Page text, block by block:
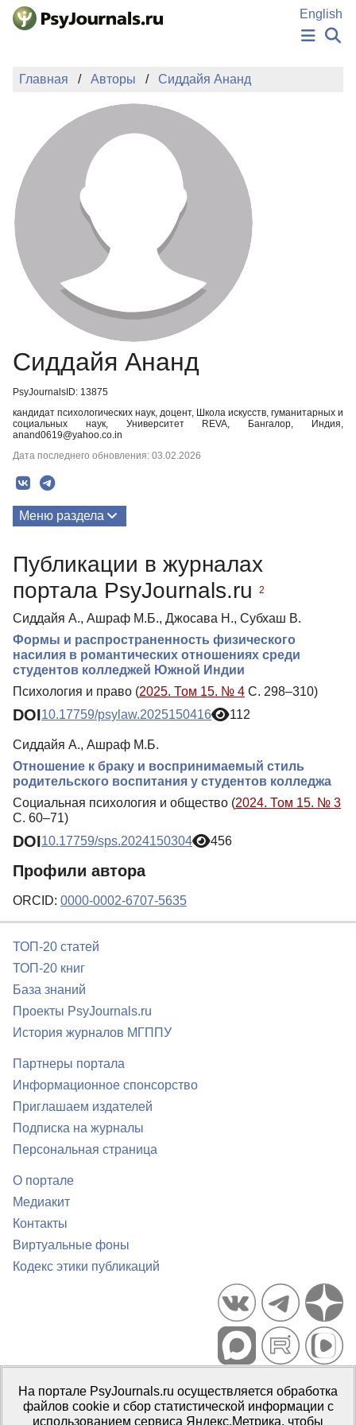
Перейти к основному содержанию
English
НОВОСТИ
АВТОРЫ
ПОДАТЬ РУКОПИСЬ
БАЗА ЗНАНИЙ
КЛЮЧЕВЫЕ СЛОВА
Регистрация
Главная Авторы Сиддайя Ананд
Сиддайя Ананд
PsyJournalsID: 13875
кандидат психологических наук, доцент, Школа искусств, гуманитарных и
социальных наук, Университет REVA, Бангалор, Индия,
anand0619@yahoo.co.in
Дата последнего обновления: 03.02.2026
Меню раздела
Публикации в журналах
портала PsyJournals.ru
2
Сиддайя А., Ашраф М.Б., Джосава Н., Субхаш В.
Формы и распространенность физического
насилия в романтических отношениях среди
студентов колледжей Южной Индии
Психология и право (2025. Том 15. № 4 С. 298–310)
DOI10.17759/psylaw.2025150416 112
Сиддайя А., Ашраф М.Б.
Отношение к браку и воспринимаемый стиль
родительского воспитания у студентов колледжа
Социальная психология и общество (2024. Том 15. № 3
С. 60–71)
DOI10.17759/sps.2024150304 456
Профили автора
ORCID: 0000-0002-6707-5635
ТОП-20 статей
ТОП-20 книг
База знаний
Проекты PsyJournals.ru
История журналов МГППУ
Партнеры портала
Информационное спонсорство
Приглашаем издателей
Подписка на журналы
Персональная страница
О портале
Медиакит
Контакты
Виртуальные фоны
Кодекс этики публикаций
Портал психологических изданий PsyJournals.ru, 2007–2026
Правила использования материалов
Свидетельство регистрации СМИЭл № ФС77-66447 от 14 июля
На портале PsyJournals.ru осуществляется обработка
файлов cookie и сбор статистической информации с
использованием сервиса Яндекс.Метрика, чтобы